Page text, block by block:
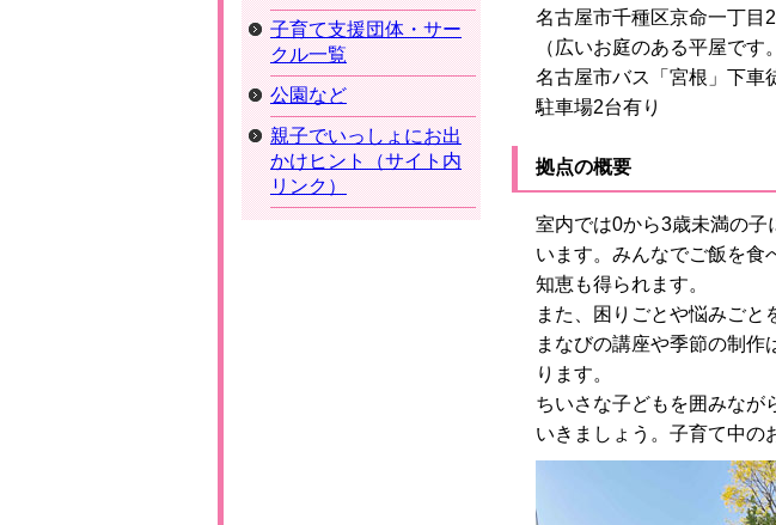
名古屋市千種区京命一丁目
（広いお庭のある平屋です
名古屋市バス「宮根」下車
駐車場2台有り
拠点の概要
室内では0から3歳未満の子
います。みんなでご飯を食
知恵も得られます。
また、困りごとや悩みごと
まなびの講座や季節の制作
ります。
ちいさな子どもを囲みなが
いきましょう。子育て中の
子育て支援団体・サー
クル一覧
公園など
親子でいっしょにお出
かけヒント（サイト内
リンク）